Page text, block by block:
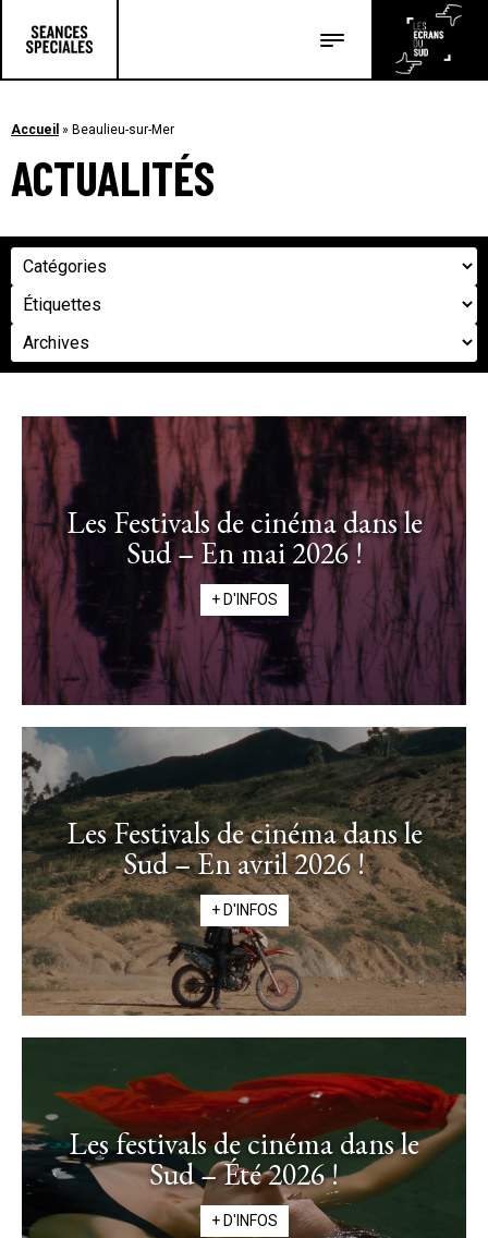
Les articles
Accueil » Beaulieu-sur-Mer
ACTUALITÉS
Les Festivals de cinéma dans le
Sud – En mai 2026 !
+ D'INFOS
Les Festivals de cinéma dans le
Sud – En avril 2026 !
+ D'INFOS
Les festivals de cinéma dans le
Sud – Été 2026 !
+ D'INFOS